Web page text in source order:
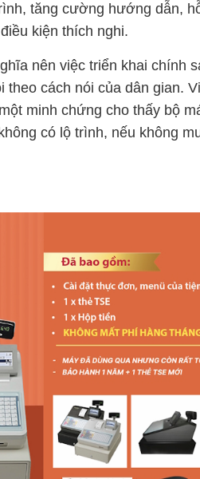
tăng cường hướng dẫn,
kiện thích nghi.
nên việc triển khai chính
theo cách nói của dân gian.
minh chứng cho thấy bộ
có lộ trình, nếu không